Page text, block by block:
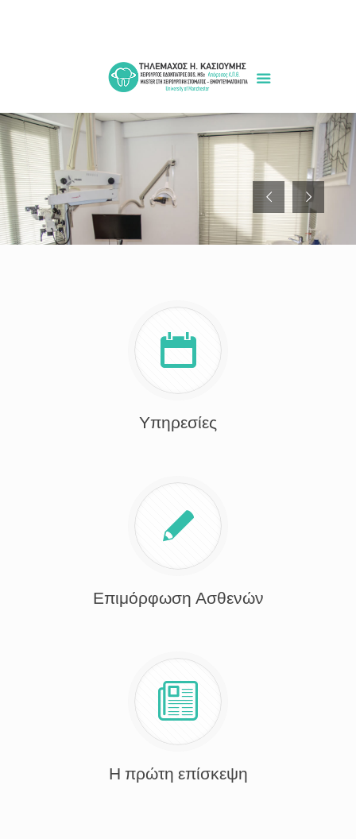
Υπηρεσίες
Επιμόρφωση Ασθενών
Η πρώτη επίσκεψη